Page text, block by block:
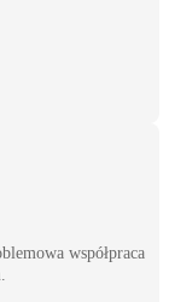
współpraca